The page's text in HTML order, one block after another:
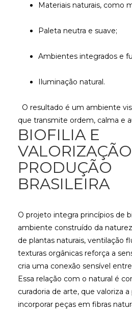
Materiais naturais, como
Paleta neutra e suave;
Ambientes integrados e
Iluminação natural.
O resultado é um ambiente
que transmite ordem, calma e
BIOFILIA E
PRODUÇÃO
BRASILEIRA
O projeto integra princípios de
ambiente construído da
de plantas naturais, ventilação
texturas orgânicas reforça a
cria uma conexão sensível
Essa relação com o natural é
curadoria de arte, que valoriza a
incorporar peças em fibras